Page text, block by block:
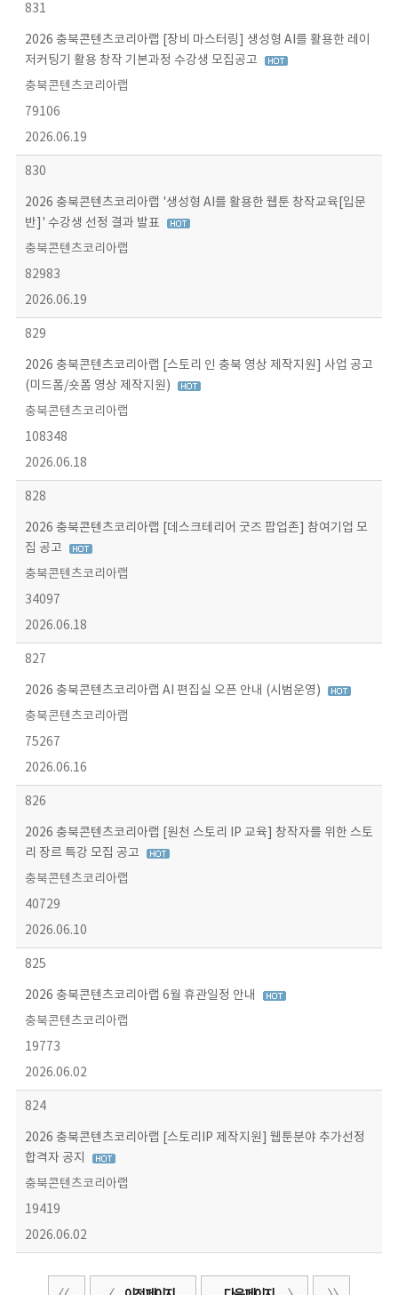
831
2026 충북콘텐츠코리아랩 [장비 마스터링] 생성형 AI를 활용한 레이
저커팅기 활용 창작 기본과정 수강생 모집공고
충북콘텐츠코리아랩
79106
2026.06.19
830
2026 충북콘텐츠코리아랩 '생성형 AI를 활용한 웹툰 창작교육[입문
반]' 수강생 선정 결과 발표
충북콘텐츠코리아랩
82983
2026.06.19
829
2026 충북콘텐츠코리아랩 [스토리 인 충북 영상 제작지원] 사업 공고
(미드폼/숏폼 영상 제작지원)
충북콘텐츠코리아랩
108348
2026.06.18
828
2026 충북콘텐츠코리아랩 [데스크테리어 굿즈 팝업존] 참여기업 모
집 공고
충북콘텐츠코리아랩
34097
2026.06.18
827
2026 충북콘텐츠코리아랩 AI 편집실 오픈 안내 (시범운영)
충북콘텐츠코리아랩
75267
2026.06.16
826
2026 충북콘텐츠코리아랩 [원천 스토리 IP 교육] 창작자를 위한 스토
리 장르 특강 모집 공고
충북콘텐츠코리아랩
40729
2026.06.10
825
2026 충북콘텐츠코리아랩 6월 휴관일정 안내
충북콘텐츠코리아랩
19773
2026.06.02
824
2026 충북콘텐츠코리아랩 [스토리IP 제작지원] 웹툰분야 추가선정
합격자 공지
충북콘텐츠코리아랩
19419
2026.06.02